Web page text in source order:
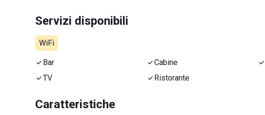
Servizi disponibili
WiFi
Bar Cabine
TV
Ristorante
Caratteristiche